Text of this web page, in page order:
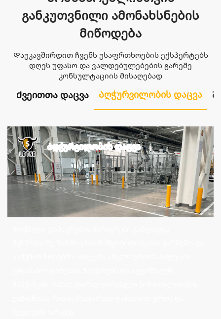
განკუთვნილი ამონახსნების
მიწოდება
Დაუკავშირდით ჩვენს უსაფრთხოების ექსპერტებს
დღეს უფასო და ვალდებულებების გარეშე
კონსულტაციის მისაღებად
Ქვეითთა დაცვა Აღჭურვილობის დაცვა
Საწყობში განლაგდა პოლიმერული სარდაფის ბოლოს
დამაგრებული დამცავი და მართი სვეტის დამცავი. ამ
ამონახსნით შესაძლოა სარდაფის დეფორმაციის
შემცირება და მამატებელი მანქანების მიერ
გამოწვეული სარდაფის დაზიანების სიხშირის
Შენახვის დაცვა